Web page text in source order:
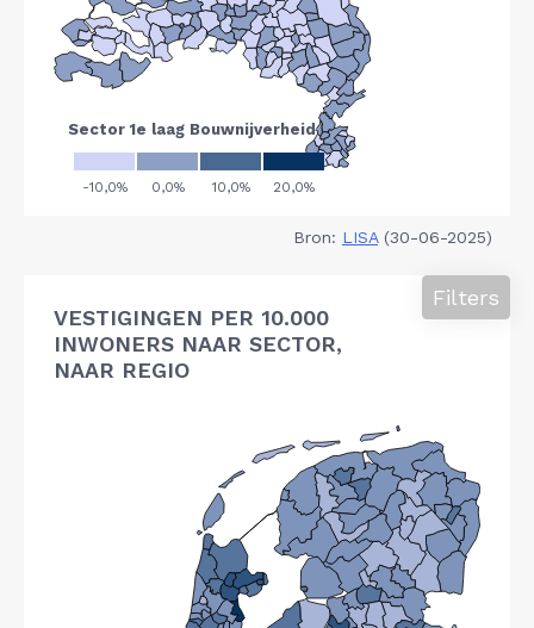
Bron: LISA(30-06-2025)
VESTIGINGEN PER 10.000
INWONERS NAAR SECTOR,
NAAR REGIO
Filters